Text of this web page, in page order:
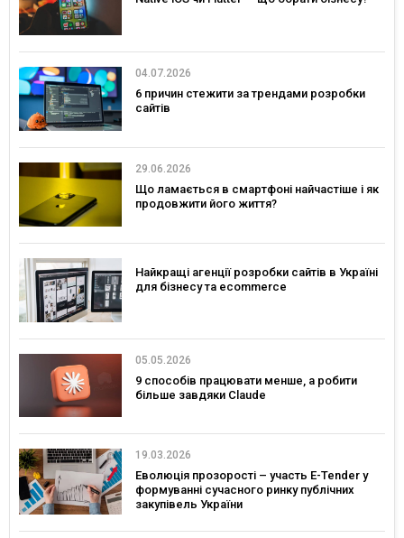
04.07.2026
6 причин стежити за трендами розробки
сайтів
29.06.2026
Що ламається в смартфоні найчастіше і як
продовжити його життя?
Найкращі агенції розробки сайтів в Україні
для бізнесу та ecommerce
05.05.2026
9 способів працювати менше, а робити
більше завдяки Claude
19.03.2026
Еволюція прозорості – участь E-Tender у
формуванні сучасного ринку публічних
закупівель України